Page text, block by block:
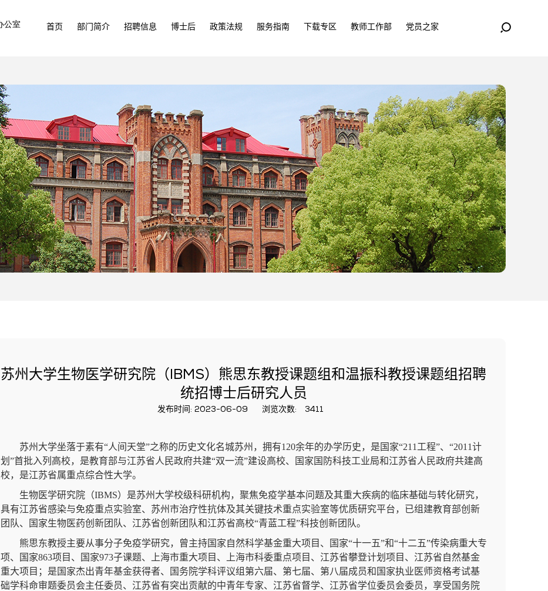
首页 部门简介 招聘信息 博士后 政策法规 服务指南 下载专区 教师工作部 党员之家
苏州大学生物医学研究院（IBMS）熊思东教授课题组和温振科教授课题组招聘
统招博士后研究人员
发布时间: 2023-06-09 浏览次数: 3411
苏州大学坐落于素有“人间天堂”之称的历史文化名城苏州，拥有120余年的办学历史，是国家“211工程”、“2011计
划”首批入列高校，是教育部与江苏省人民政府共建“双一流”建设高校、国家国防科技工业局和江苏省人民政府共建高
校，是江苏省属重点综合性大学。
生物医学研究院（IBMS）是苏州大学校级科研机构，聚焦免疫学基本问题及其重大疾病的临床基础与转化研究，
具有江苏省感染与免疫重点实验室、苏州市治疗性抗体及其关键技术重点实验室等优质研究平台，已组建教育部创新
团队、国家生物医药创新团队、江苏省创新团队和江苏省高校“青蓝工程”科技创新团队。
熊思东教授主要从事分子免疫学研究，曾主持国家自然科学基金重大项目、国家“十一五”和“十二五”传染病重大专
项、国家863项目、国家973子课题、上海市重大项目、上海市科委重点项目、江苏省攀登计划项目、江苏省自然基金
重大项目；是国家杰出青年基金获得者、国务院学科评议组第六届、第七届、第八届成员和国家执业医师资格考试基
础学科命审题委员会主任委员、江苏省有突出贡献的中青年专家、江苏省督学、江苏省学位委员会委员，享受国务院